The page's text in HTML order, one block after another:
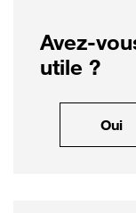
Avez-
utile ?
Oui,